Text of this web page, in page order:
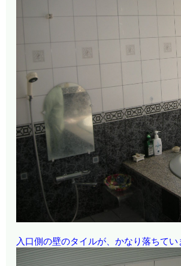
入口側の壁のタイルが、かなり落ちてい